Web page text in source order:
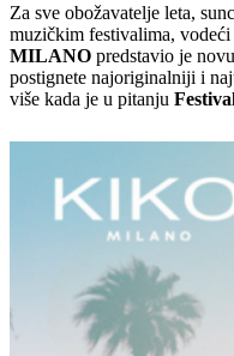
Za sve obožavatelje leta,
muzičkim festivalima,
MILANO predstavio je
postignete najoriginalniji i
više kada je u pitanju